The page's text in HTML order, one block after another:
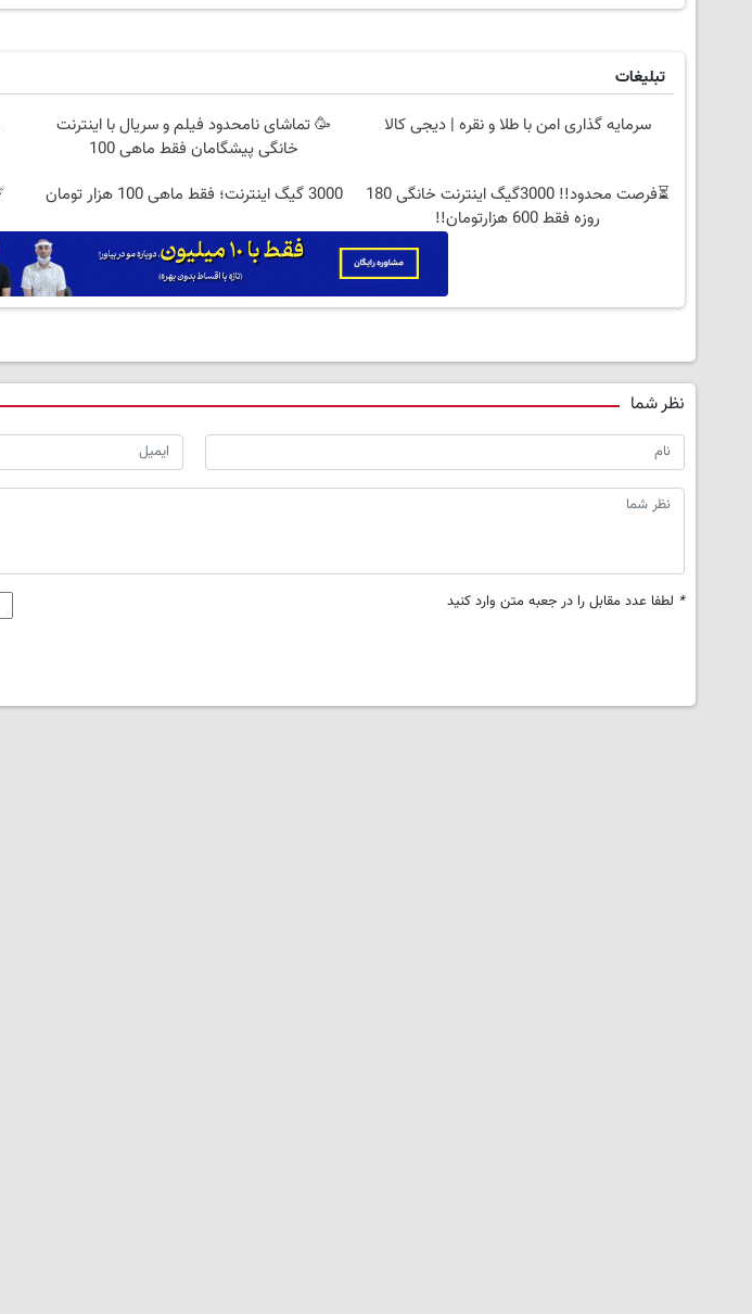
تبلیغات
سرمایه گذاری امن با طلا و نقره | دیجی کالا
🥳 تماشای نامحدود فیلم و سریال با اینترنت
خانگی پیشگامان فقط ماهی 100
⏳فرصت محدود!! 3000گیگ اینترنت خانگی 180
روزه فقط 600 هزارتومان!!
3000 گیگ اینترنت؛ فقط ماهی 100 هزار تومان
نظر شما
* لطفا عدد مقابل را در جعبه متن وارد کنید